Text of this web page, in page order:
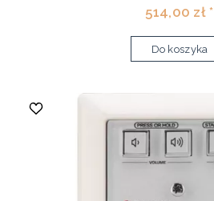
514,00 zł *
Do koszyka